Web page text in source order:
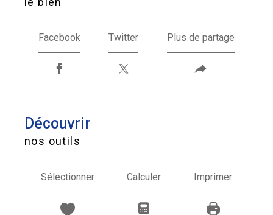
Facebook Twitter Plus de partage
découvrir
nos outils
Sélectionner Calculer Imprimer